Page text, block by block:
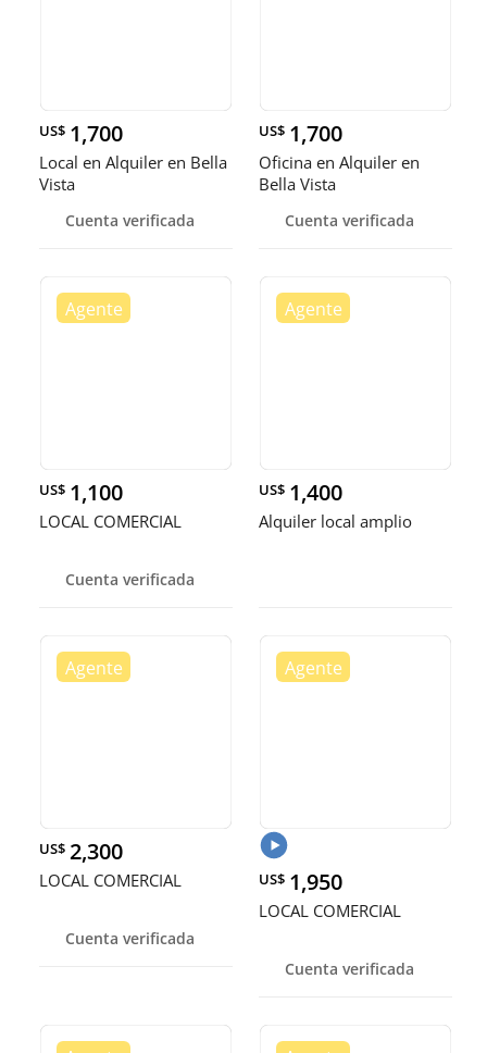
US$ 1,700
Local en Alquiler en Bella
Vista
Cuenta verificada
US$ 1,700
Oficina en Alquiler en
Bella Vista
Cuenta verificada
US$ 1,100
LOCAL COMERCIAL
Cuenta verificada
US$ 1,400
Alquiler local amplio
US$ 2,300
LOCAL COMERCIAL
Cuenta verificada
US$ 1,950
LOCAL COMERCIAL
Cuenta verificada